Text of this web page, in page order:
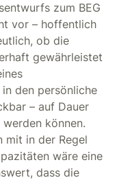
zum BEG
vor – hoffentlich
ob die
gewährleistet
den persönliche
– auf Dauer
können.
mit in der Regel
wäre eine
dass die